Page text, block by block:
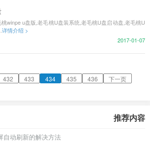
winpe u盘版,老毛桃U盘装系统,老毛桃U盘启动盘,老毛桃U
详情介绍 >
2017-01-07
432 433 434 435 436 下一页
推荐内容
自动刷新的解决方法